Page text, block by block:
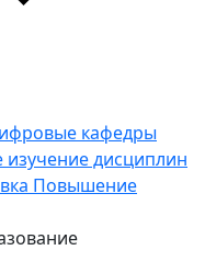
кафедры
изучение дисциплин
Повышение